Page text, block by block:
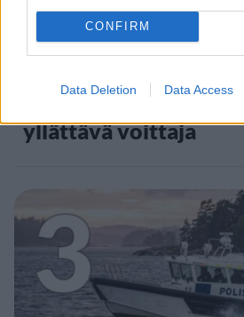
CONFIRM
Data Deletion Data Access
MATKAILU
Maailman eniten
valitsivat
yllättävä voittaja
3